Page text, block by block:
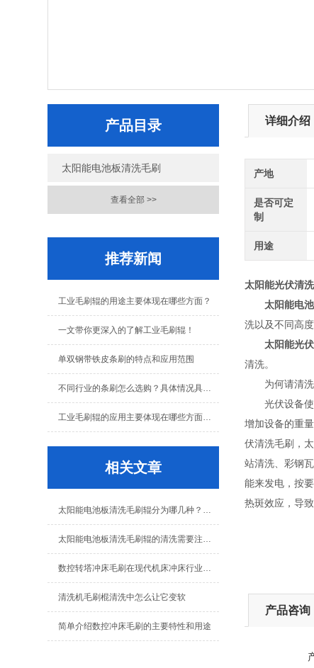
产品目录
太阳能电池板清洗毛刷
查看全部 >>
推荐新闻
工业毛刷辊的用途主要体现在哪些方面？
一文带你更深入的了解工业毛刷辊！
单双钢带铁皮条刷的特点和应用范围
不同行业的条刷怎么选购？具体情况具体分析！
工业毛刷辊的应用主要体现在哪些方面呢？
相关文章
太阳能电池板清洗毛刷辊分为哪几种？清洗时又需要注意什么？
太阳能电池板清洗毛刷辊的清洗需要注意哪些问题？
数控转塔冲床毛刷在现代机床冲床行业的应用
清洗机毛刷棍清洗中怎么让它变软
简单介绍数控冲床毛刷的主要特性和用途
详细介绍
产地
是否可定
制
用途
太阳能光伏清
太阳能电
洗以及不同高
太阳能光
清洗。
为何请清洗
光伏设备使
增加设备的重
伏清洗毛刷，
站清洗、彩钢
能来发电，按
热斑效应，导
产品咨询